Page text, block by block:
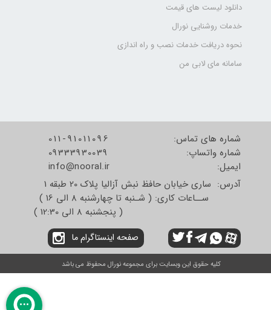
دانلود لیست های قیمت
خدمات روشنایی نورال
نحوه دریافت خدمات نصب و راه اندازی
سامانه مای لابی من
شماره های تماس:
شماره واتساپ:
​​​​​​​ایمیل:
011-91011096
09333930039
info@nooral.ir
آدرس: ساری خیابان حافظ نبش آزالیا پلاک 20 طبقه 1
ســاعات کاری: ( شـنبه تا چهارشنبه 8 الی 16 )
( پنجشنبه 8 الی 12:30 )
صفحه اینستاگرام ما
کلیه حقوق این وبسایت برای مجموعه نورال محفوظ می باشد